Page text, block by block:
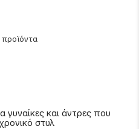
και άντρες που
στυλ